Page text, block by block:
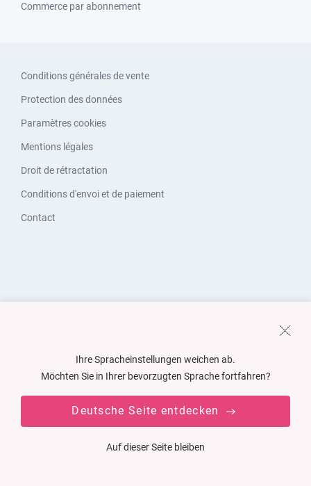
Commerce par abonnement
Conditions générales de vente
Protection des données
Paramètres cookies
Mentions légales
Droit de rétractation
Conditions d'envoi et de paiement
Contact
Ihre Spracheinstellungen weichen ab.
Möchten Sie in Ihrer bevorzugten Sprache fortfahren?
Deutsche Seite entdecken
Auf dieser Seite bleiben